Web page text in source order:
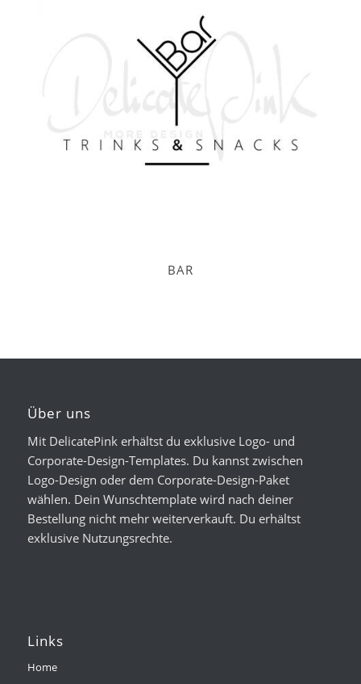
BAR
Über uns
Mit DelicatePink erhältst du exklusive Logo- und
Corporate-Design-Templates. Du kannst zwischen
Logo-Design oder dem Corporate-Design-Paket
wählen. Dein Wunschtemplate wird nach deiner
Bestellung nicht mehr weiterverkauft. Du erhältst
exklusive Nutzungsrechte.
Links
Home